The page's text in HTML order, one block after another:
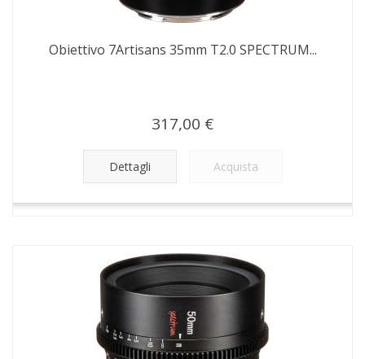
Obiettivo 7Artisans 35mm T2.0 SPECTRUM...
317,00 €
Dettagli Acquista